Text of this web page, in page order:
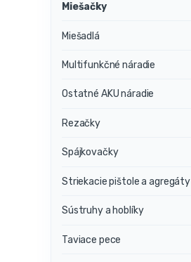
Miešačky
Miešadlá
Multifunkčné náradie
Ostatné AKU náradie
Rezačky
Spájkovačky
Striekacie pištole a agregáty
Sústruhy a hoblíky
Taviace pece